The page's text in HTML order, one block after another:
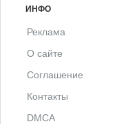
ИНФО
Реклама
О сайте
Соглашение
Контакты
DMCA